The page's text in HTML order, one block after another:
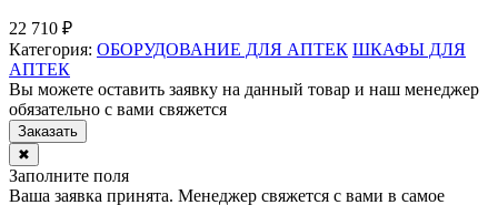
22 710 ₽
Категория: ОБОРУДОВАНИЕ ДЛЯ АПТЕК ШКАФЫ ДЛЯ
АПТЕК
Вы можете оставить заявку на данный товар и наш менеджер
обязательно с вами свяжется
Заказать
✖
Заполните поля
Ваша заявка принята. Менеджер свяжется с вами в самое